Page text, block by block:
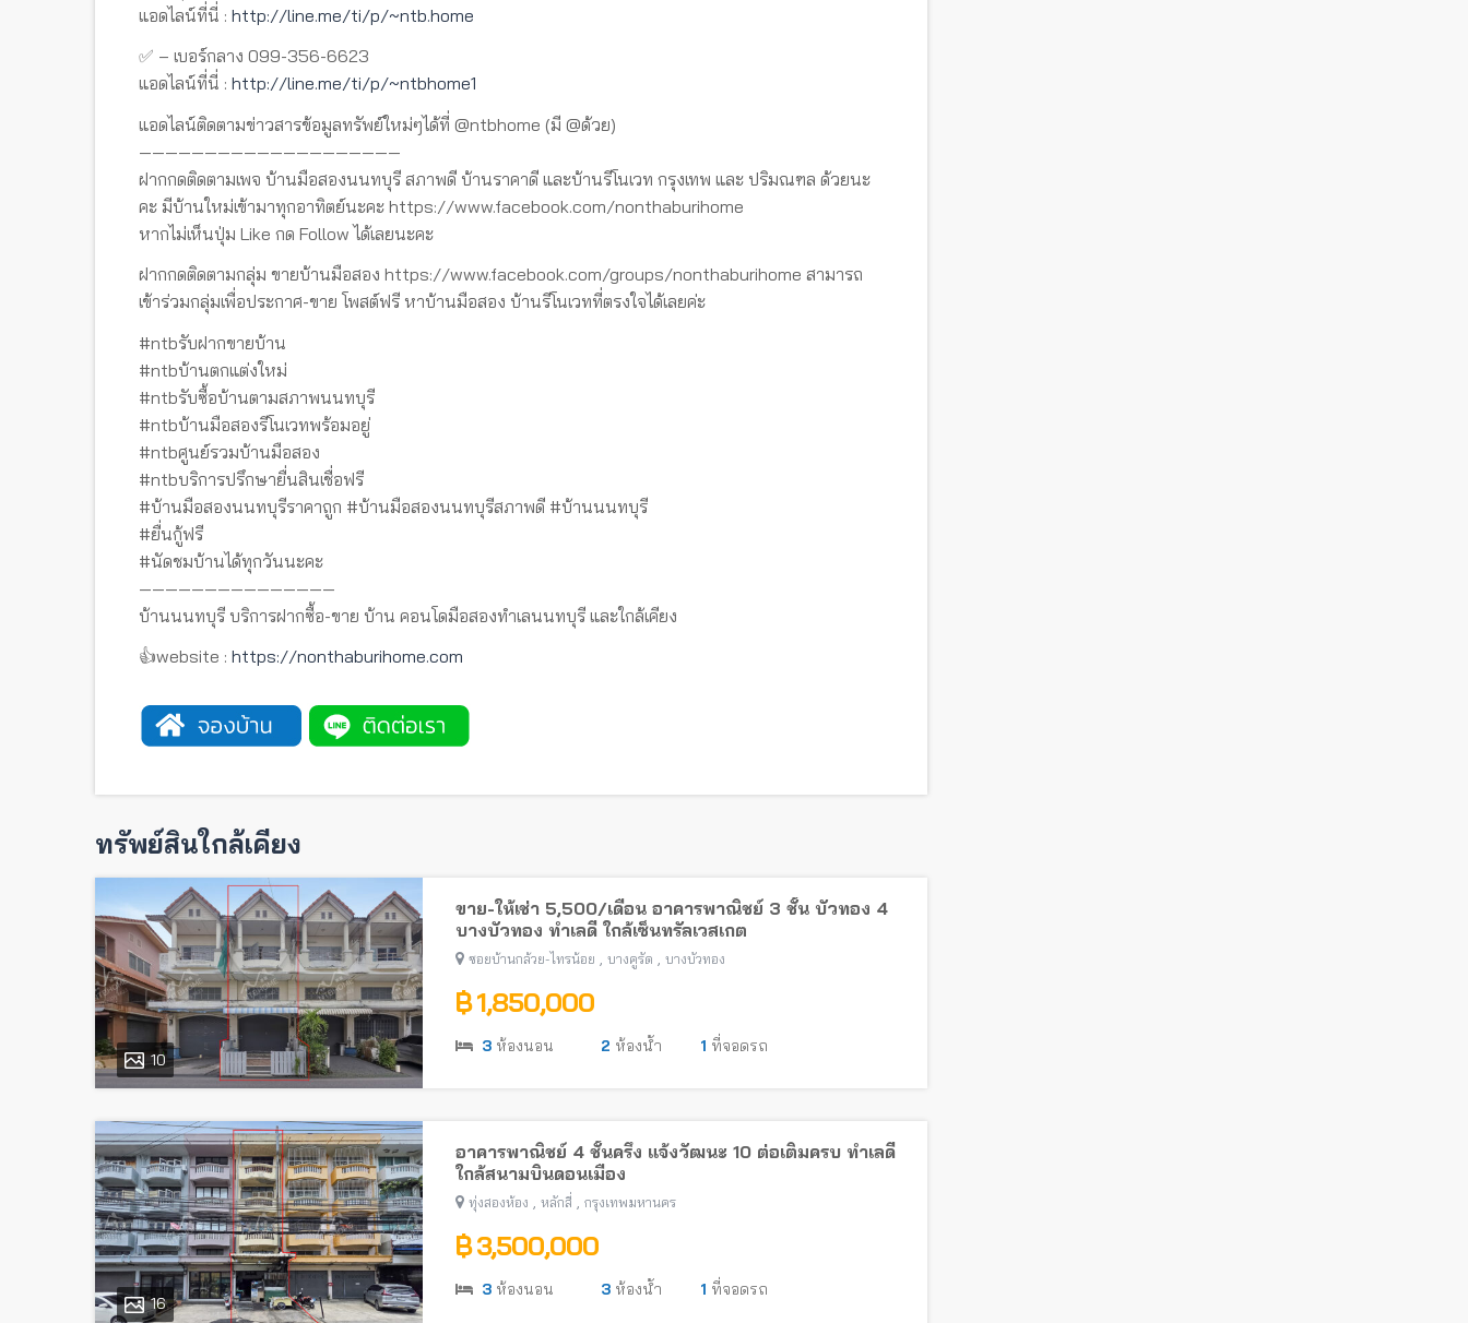
แอดไลน์ที่นี่ : http://line.me/ti/p/~ntb.home
✅ – เบอร์กลาง 099-356-6623
แอดไลน์ที่นี่ : http://line.me/ti/p/~ntbhome1
แอดไลน์ติดตามข่าวสารข้อมูลทรัพย์ใหม่ๆได้ที่ @ntbhome (มี @ด้วย)
————————————————————
ฝากกดติดตามเพจ บ้านมือสองนนทบุรี สภาพดี บ้านราคาดี และบ้านรีโนเวท กรุงเทพ และ ปริมณฑล ด้วยนะ
คะ มีบ้านใหม่เข้ามาทุกอาทิตย์นะคะ https://www.facebook.com/nonthaburihome
หากไม่เห็นปุ่ม Like กด Follow ได้เลยนะคะ
ฝากกดติดตามกลุ่ม ขายบ้านมือสอง https://www.facebook.com/groups/nonthaburihome สามารถ
เข้าร่วมกลุ่มเพื่อประกาศ-ขาย โพสต์ฟรี หาบ้านมือสอง บ้านรีโนเวทที่ตรงใจได้เลยค่ะ
#ntbรับฝากขายบ้าน
#ntbบ้านตกแต่งใหม่
#ntbรับซื้อบ้านตามสภาพนนทบุรี
#ntbบ้านมือสองรีโนเวทพร้อมอยู่
#ntbศูนย์รวมบ้านมือสอง
#ntbบริการปรึกษายื่นสินเชื่อฟรี
#บ้านมือสองนนทบุรีราคาถูก #บ้านมือสองนนทบุรีสภาพดี #บ้านนนทบุรี
#ยื่นกู้ฟรี
#นัดชมบ้านได้ทุกวันนะคะ
———————————————
บ้านนนทบุรี บริการฝากซื้อ-ขาย บ้าน คอนโดมือสองทำเลนนทบุรี และใกล้เคียง
👍website : https://nonthaburihome.com
ทรัพย์สินใกล้เคียง
10
ขาย-ให้เช่า 5,500/เดือน อาคารพาณิชย์ 3 ชั้น บัวทอง 4
บางบัวทอง ทำเลดี ใกล้เซ็นทรัลเวสเกต
ซอยบ้านกล้วย-ไทรน้อย บางคูรัด บางบัวทอง
฿ 1,850,000
3 ห้องนอน 2 ห้องน้ำ 1 ที่จอดรถ
16
อาคารพาณิชย์ 4 ชั้นครึ่ง แจ้งวัฒนะ 10 ต่อเติมครบ ทำเลดี
ใกล้สนามบินดอนเมือง
ทุ่งสองห้อง , หลักสี่ , กรุงเทพมหานคร
฿ 3,500,000
3 ห้องนอน 3 ห้องน้ำ 1 ที่จอดรถ